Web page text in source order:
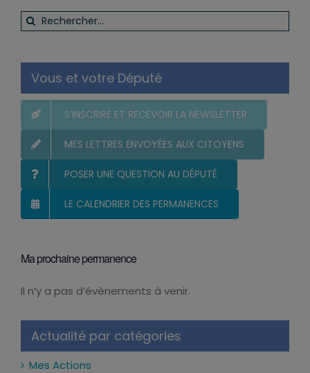
Rechercher:
Vous et votre Député
S’INSCRIRE ET RECEVOIR LA NEWSLETTER
MES LETTRES ENVOYÉES AUX CITOYENS
POSER UNE QUESTION AU DÉPUTÉ
LE CALENDRIER DES PERMANENCES
Ma prochaine permanence
Notice
Il n’y a pas d’évènements à venir.
Actualité par catégories
Mes Actions